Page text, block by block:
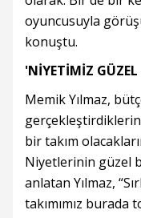
oyuncusuyla
konuştu.
'NİYETİMİZ
Memik Yılmaz,
bir takım
Niyetlerinin güzel
anlatan Yılmaz,
takımımız burada